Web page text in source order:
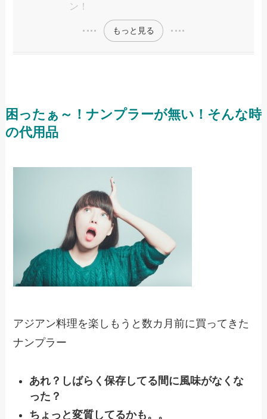
ン！
もっと見る
困ったぁ～！ナンプラーが無い！そんな時
の代用品
アジアン料理を楽しもうと数カ月前に買ってきた
ナンプラー
あれ？しばらく保存してる間に風味がなくな
った？
ちょっと変質してるかも。。